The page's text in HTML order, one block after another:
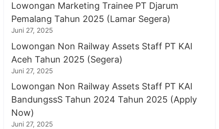
Lowongan Marketing Trainee PT Djarum
Pemalang Tahun 2025 (Lamar Segera)
Juni 27, 2025
Lowongan Non Railway Assets Staff PT KAI
Aceh Tahun 2025 (Segera)
Juni 27, 2025
Lowongan Non Railway Assets Staff PT KAI
BandungssS Tahun 2024 Tahun 2025 (Apply
Now)
Juni 27, 2025